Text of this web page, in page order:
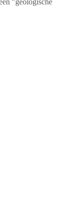
"geologische